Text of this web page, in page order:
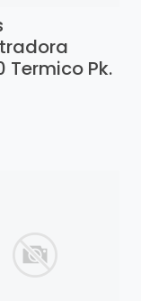
Termico Pk.